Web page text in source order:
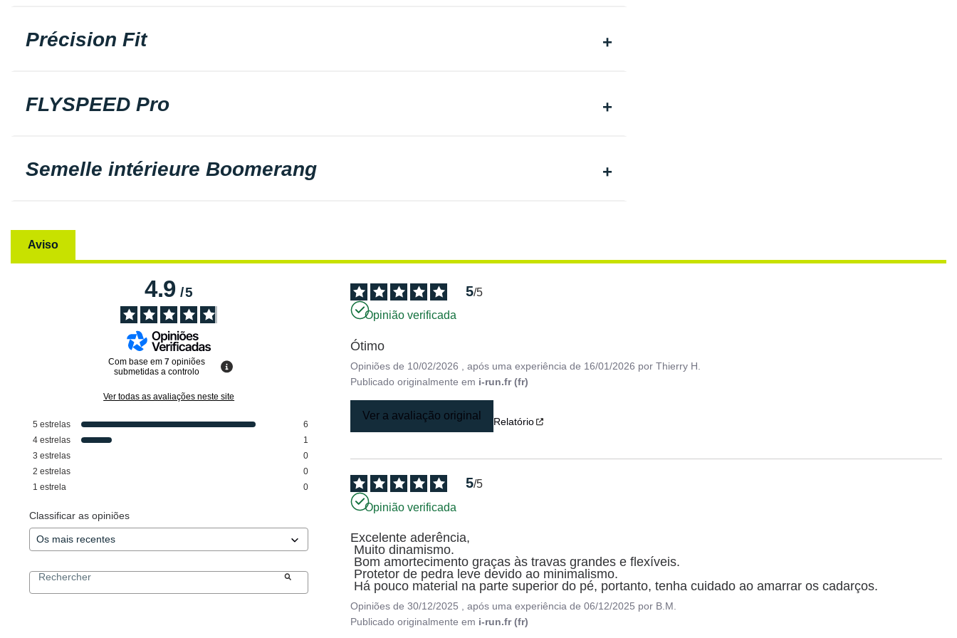
Précision Fit
FLYSPEED Pro
Semelle intérieure Boomerang
Aviso
4.9/5
Com base em7 opiniões
submetidas a controlo
Ver todas as avaliações neste site
5 estrelas
6
4 estrelas
1
3 estrelas
0
2 estrelas
0
1 estrela 0
Classificar as opiniões
5/5
Opinião verificada
Ótimo
Opiniões de 10/02/2026 , após uma experiência de 16/01/2026 porThierry H.
Publicado originalmente em i-run.fr (fr)
Ver a avaliação original Relatório
5/5
Opinião verificada
Excelente aderência,
Há pouco material na parte superior do pé, portanto, tenha cuidado ao amarrar os cadarços.
Opiniões de30/12/2025 , após uma experiência de06/12/2025 por B.M.
Publicado originalmente em i-run.fr (fr)